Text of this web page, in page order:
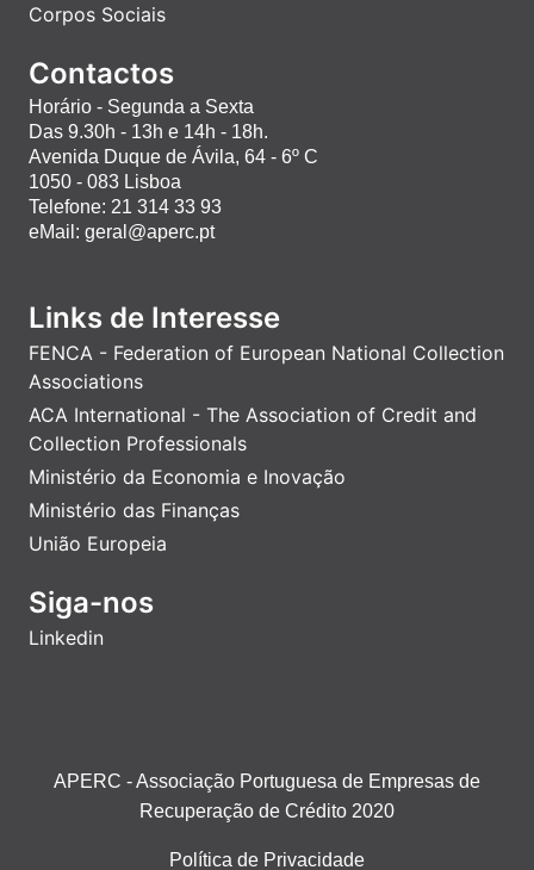
Corpos Sociais
Contactos
Horário - Segunda a Sexta
Das 9.30h - 13h e 14h - 18h.
Avenida Duque de Ávila, 64 - 6º C
1050 - 083 Lisboa
Telefone: 21 314 33 93
eMail: geral@aperc.pt
Links de Interesse
FENCA - Federation of European National Collection
Associations
ACA International - The Association of Credit and
Collection Professionals
Ministério da Economia e Inovação
Ministério das Finanças
União Europeia
Siga-nos
Linkedin
APERC - Associação Portuguesa de Empresas de
Recuperação de Crédito 2020
Política de Privacidade